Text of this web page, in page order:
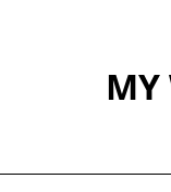
MY